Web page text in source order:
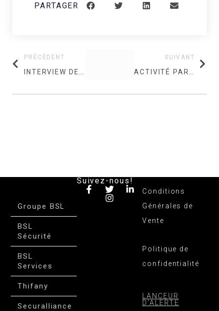
PARTAGER
PRÉCÉDENT SUIVANT
Groupe BSL
BSL
Sécurité
BSL
Services
Thifany
Securalliance
Suivez-nous!
Conditions
Générales de
Vente
Politique de
confidentialité
LANCEUR
D’ALERTE